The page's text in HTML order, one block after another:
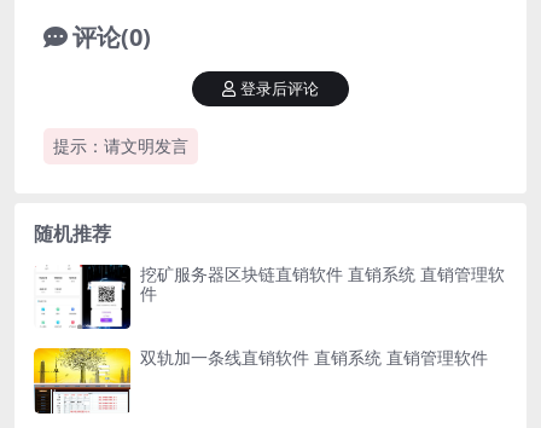
评论(0)
提示：请文明发言
登录后评论
随机推荐
挖矿服务器区块链直销软件 直销系统 直销管理软
件
双轨加一条线直销软件 直销系统 直销管理软件